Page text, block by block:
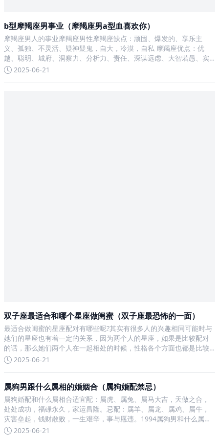
b型摩羯座男事业（摩羯座男a型血喜欢你）
摩羯座男人的事业摩羯座男性摩羯座缺点：顽固、爆发的、享乐主
义、孤独、不灵活、疑神疑鬼，自大，冷漠，自私 摩羯座优点：优
越、聪明、城府、洞察力、分析力、责任、深谋远虑、大智若愚、实
际、野心、可靠、不屈不挠、宽大一见钟情 —— 魔羯座: 一般比较传
2025-06-21
双子座最适合和哪个星座做闺蜜（双子座最恐怖的一面）
最适合做闺蜜的星座配对有哪些呢?其实有很多人的兴趣相同可能时与
她们的星座也有着一定的关系，因为两个人的星座，如果是比较配对
的话，那么她们两个人在一起相处的时候，性格各个方面也都是比较
和谐的。在生活当中，最适合做闺蜜的有双子座和水瓶座、巨蟹和双
2025-06-21
属狗男跟什么属相的婚姻合（属狗婚配禁忌）
属狗婚配和什么属相合适宜配：属虎、属兔、属马大吉，天做之合，
处处成功，福碌永久，家运昌隆。忌配：属羊、属龙、属鸡、属牛，
灾害垒起，钱财散败，一生艰辛，事与愿违。1994属狗男和什么属相
最配?1994年属狗男，跟比他小两岁的女生属相最配。只要两个人真心
2025-06-21